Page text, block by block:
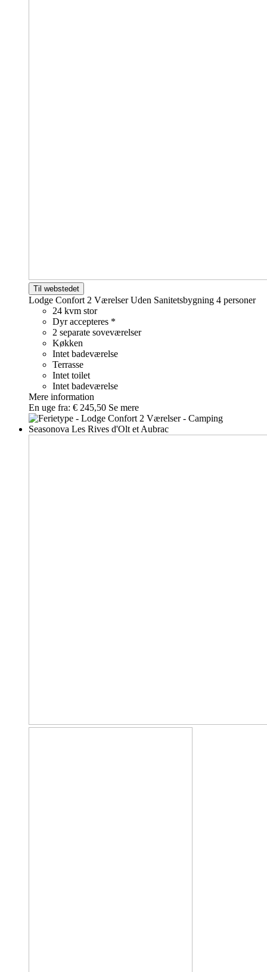
Til webstedet
Lodge Confort 2 Værelser Uden Sanitetsbygning 4 personer
24 kvm stor
Dyr accepteres *
2 separate soveværelser
Køkken
Intet badeværelse
Terrasse
Intet toilet
Intet badeværelse
Mere information
En uge fra: € 245,50 Se mere